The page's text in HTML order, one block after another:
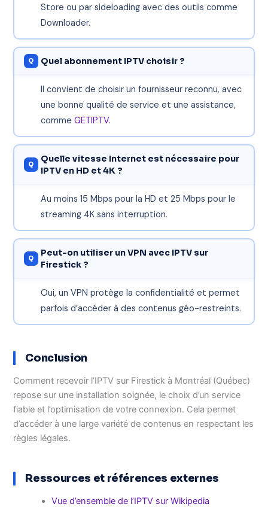
Store ou par sideloading avec des outils comme
Downloader.
Quel abonnement IPTV choisir ?
Il convient de choisir un fournisseur reconnu, avec
une bonne qualité de service et une assistance,
comme GETIPTV.
Quelle vitesse Internet est nécessaire pour
IPTV en HD et 4K ?
Au moins 15 Mbps pour la HD et 25 Mbps pour le
streaming 4K sans interruption.
Peut-on utiliser un VPN avec IPTV sur
Firestick ?
Oui, un VPN protège la confidentialité et permet
parfois d’accéder à des contenus géo-restreints.
Conclusion
Comment recevoir l’IPTV sur Firestick à Montréal (Québec)
repose sur une installation soignée, le choix d’un service
fiable et l’optimisation de votre connexion. Cela permet
d’accéder à une large variété de contenus en respectant les
règles légales.
Ressources et références externes
Vue d’ensemble de l’IPTV sur Wikipedia